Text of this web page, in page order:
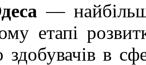
—
етапі
здобувачів в